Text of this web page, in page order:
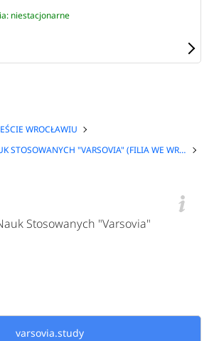
niestacjonarne
WROCŁAWIU
UCZELNIA BIZNESU I NAUK STOSOWANYCH "VARSOVIA" (FILIA WE WROCŁAWIU)
Stosowanych "Varsovia"
varsovia.study